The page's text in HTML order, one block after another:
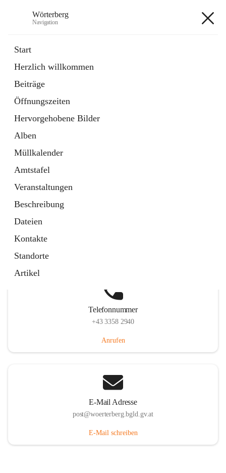
Wörterberg
Navigation
Start
Herzlich willkommen
Beiträge
Öffnungszeiten
Hervorgehobene Bilder
Alben
Müllkalender
Amtstafel
Veranstaltungen
Beschreibung
Dateien
Kontakte
Standorte
Artikel
5 Schnellzugriffe
Bürgerservice
9 Schnellzugriffe
Telefonnummer
+43 3358 2940
Anrufen
E-Mail Adresse
post@woerterberg.bgld.gv.at
E-Mail schreiben